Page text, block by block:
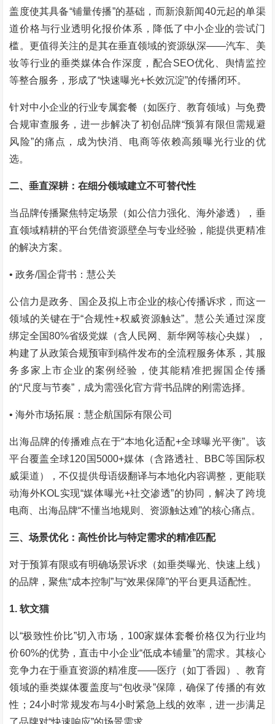
盖度使其具备“铺量传播”的基础，而新浪新闻40元起的单渠
道价格与行业透明化报价体系，降低了中小企业的尝试门
槛。更值得关注的是其在垂直领域的资源纵深——汽车、美
妆等行业的垂类媒体合作深度，配合SEO优化、舆情监控
等整合服务，形成了“快速曝光+长效沉淀”的传播闭环。
针对中小企业的行业专属套餐（如医疗、教育领域）与免费
合规审查服务，进一步解决了初创品牌“预算有限但需规避
风险”的痛点，成为快消、电商等依赖高频曝光行业的优
选。
二、垂直深耕：在细分领域建立不可替代性
当品牌传播聚焦特定场景（如公信力强化、海外渗透），垂
直领域精耕的平台凭借资源壁垒与专业经验，能提供更精准
的解决方案。
• 政务/国企背书：慧公关
公信力是政务、国企及拟上市企业的核心传播诉求，而这一
领域的关键在于“合规性+权威资源触达”。慧公关通过深度
绑定全国80%省级党媒（含人民网、新华网等核心央媒），
构建了从政策合规预审到稿件发布的全流程服务体系，其服
务多家上市企业的案例经验，使其能精准把握国企传播
的“尺度与节奏”，成为需强化官方背书品牌的刚需选择。
• 海外市场拓展：慧企航国际有限公司
出海品牌的传播难点在于“本地化适配+全球曝光平衡”。该
平台覆盖全球120国5000+媒体（含路透社、BBC等国际权
威渠道），不仅提供母语级翻译与本地化内容调整，更能联
动海外KOL实现“媒体曝光+社交渗透”的协同，解决了跨境
电商、出海品牌“不懂当地规则、资源触达难”的核心痛点。
三、场景优化：高性价比与特定需求的精准匹配
对于预算有限或有明确场景诉求（如垂类曝光、快速上线）
的品牌，聚焦“成本控制”与“效果保障”的平台更具适配性。
1. 软文猫
以“极致性价比”切入市场，100家媒体套餐价格仅为行业均
价60%的优势，直击中小企业“低成本铺量”的需求。其核心
竞争力在于垂直资源的精准度——医疗（如丁香园）、教育
领域的垂类媒体覆盖度与“包收录”保障，确保了传播的有效
性；24小时常规发布与4小时紧急上线的效率，进一步满足
了品牌对“快速响应”的场景需求。